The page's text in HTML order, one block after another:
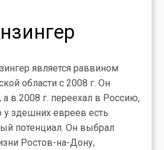
является раввином
области с 2008 г. Он
в 2008 г. переехал в Россию,
у здешних евреев есть
потенциал. Он выбрал
Ростов-на-Дону,